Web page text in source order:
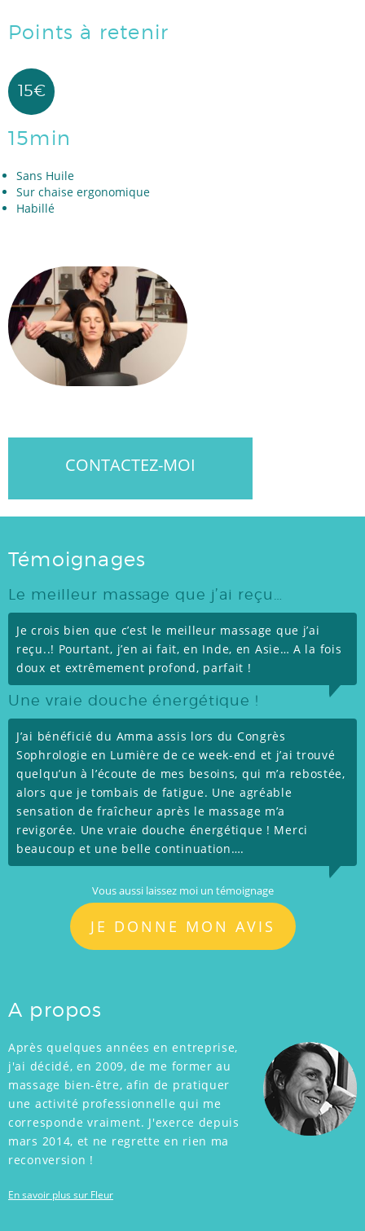
Points à retenir
15€
15min
Sans Huile
Sur chaise ergonomique
Habillé
CONTACTEZ-MOI
Témoignages
Le meilleur massage que j’ai reçu…
Je crois bien que c’est le meilleur massage que j’ai
reçu..! Pourtant, j’en ai fait, en Inde, en Asie… A la fois
doux et extrêmement profond, parfait !
Une vraie douche énergétique !
J’ai bénéficié du Amma assis lors du Congrès
Sophrologie en Lumière de ce week-end et j’ai trouvé
quelqu’un à l’écoute de mes besoins, qui m’a rebostée,
alors que je tombais de fatigue. Une agréable
sensation de fraîcheur après le massage m’a
revigorée. Une vraie douche énergétique ! Merci
beaucoup et une belle continuation….
Vous aussi laissez moi un témoignage
JE DONNE MON AVIS
A propos
Après quelques années en entreprise,
j'ai décidé, en 2009, de me former au
massage bien-être, afin de pratiquer
une activité professionnelle qui me
corresponde vraiment. J'exerce depuis
mars 2014, et ne regrette en rien ma
reconversion !
En savoir plus sur Fleur